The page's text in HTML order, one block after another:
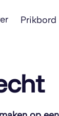
Prikbord